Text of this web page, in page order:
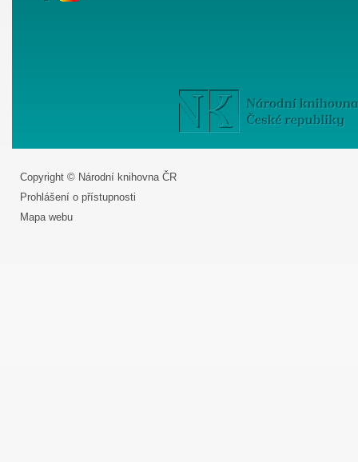
Copyright © Národní knihovna ČR
Prohlášení o přístupnosti
Mapa webu